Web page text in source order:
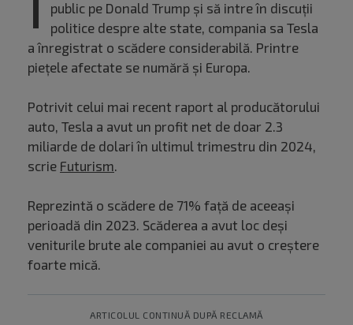
public pe Donald Trump și să intre în discuții
politice despre alte state, compania sa Tesla
a înregistrat o scădere considerabilă. Printre
piețele afectate se numără și Europa.
Potrivit celui mai recent raport al producătorului
auto, Tesla a avut un profit net de doar 2.3
miliarde de dolari în ultimul trimestru din 2024,
scrie Futurism.
Reprezintă o scădere de 71% față de aceeași
perioadă din 2023. Scăderea a avut loc deși
veniturile brute ale companiei au avut o creștere
foarte mică.
ARTICOLUL CONTINUĂ DUPĂ RECLAMĂ